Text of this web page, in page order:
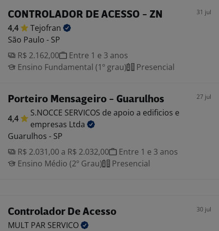
CONTROLADOR DE ACESSO - ZN 31 jul
4,4
Tejofran
São Paulo - SP
R$ 2.162,00
Entre 1 e 3 anos
Ensino Fundamental (1º grau)
Presencial
Porteiro Mensageiro - Guarulhos 27 jul
4,4
S.NOCCE SERVICOS de apoio a edificios e
empresas Ltda
Guarulhos - SP
R$ 2.031,00 a R$ 2.032,00
Entre 1 e 3 anos
Ensino Médio (2º Grau)
Presencial
Controlador De Acesso 30 jul
MULT PAR SERVICO